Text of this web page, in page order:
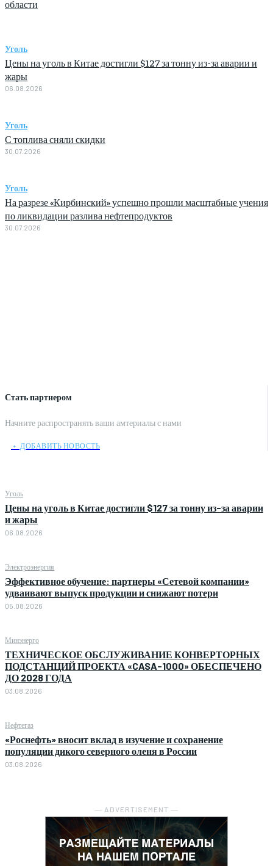
Стать партнером
Начните распространять ваши амтериалы с нами
﹢ ДОБАВИТЬ НОВОСТЬ
Уголь
Цены на уголь в Китае достигли $127 за тонну из-за аварии
и жары
06.08.2026
Электроэнергия
Эффективное обучение: партнеры «Сетевой компании»
удваивают выпуск продукции и снижают потери
05.08.2026
Минэнерго
ТЕХНИЧЕСКОЕ ОБСЛУЖИВАНИЕ КОНВЕРТОРНЫХ
ПОДСТАНЦИЙ ПРОЕКТА «CASA-1000» ОБЕСПЕЧЕНО
ДО 2028 ГОДА
03.08.2026
Нефтегаз
«Роснефть» вносит вклад в изучение и сохранение
популяции дикого северного оленя в России
03.08.2026
― ADVERTISEMENT ―
области
Уголь
Цены на уголь в Китае достигли $127 за тонну из-за аварии и
жары
06.08.2026
Уголь
С топлива сняли скидки
30.07.2026
Уголь
На разрезе «Кирбинский» успешно прошли масштабные учения
по ликвидации разлива нефтепродуктов
30.07.2026